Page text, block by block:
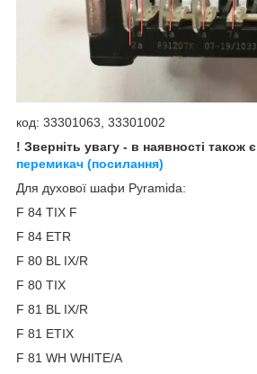
код: 33301063, 33301002
! Зверніть увагу - в наявності також є
перемикач (посилання)
Для духової шафи Pyramida:
F 84 TIX F
F 84 ETR
F 80 BL IX/R
F 80 TIX
F 81 BL IX/R
F 81 ETIX
F 81 WH WHITE/A